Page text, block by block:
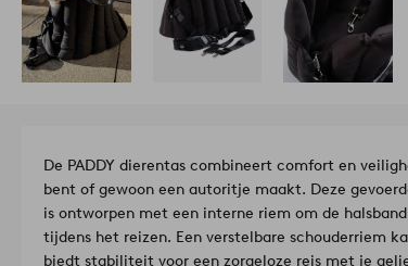
De PADDY dierentas combineert comfort en
bent of gewoon een autoritje maakt. Deze
is ontworpen met een interne riem om de
tijdens het reizen. Een verstelbare schouderriem
biedt stabiliteit voor een zorgeloze reis met je